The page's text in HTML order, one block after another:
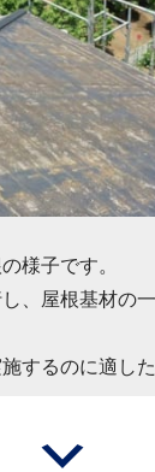
様子です。
、屋根基材の
するのに適した